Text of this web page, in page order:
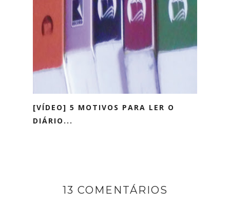
[VÍDEO] 5 MOTIVOS PARA LER O
DIÁRIO...
13 COMENTÁRIOS